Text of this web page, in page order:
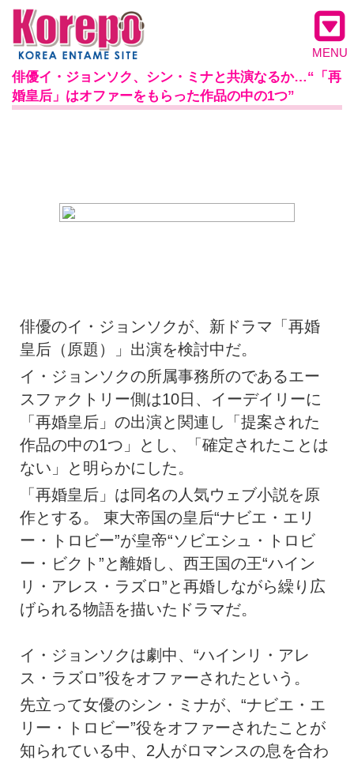
MENU
俳優イ・ジョンソク、シン・ミナと共演なるか…“「再
婚皇后」はオファーをもらった作品の中の1つ”
俳優のイ・ジョンソクが、新ドラマ「再婚
皇后（原題）」出演を検討中だ。
イ・ジョンソクの所属事務所のであるエー
スファクトリー側は10日、イーデイリーに
「再婚皇后」の出演と関連し「提案された
作品の中の1つ」とし、「確定されたことは
ない」と明らかにした。
「再婚皇后」は同名の人気ウェブ小説を原
作とする。 東大帝国の皇后“ナビエ・エリ
ー・トロビー”が皇帝“ソビエシュ・トロビ
ー・ビクト”と離婚し、西王国の王“ハイン
リ・アレス・ラズロ”と再婚しながら繰り広
げられる物語を描いたドラマだ。
イ・ジョンソクは劇中、“ハインリ・アレ
ス・ラズロ”役をオファーされたという。
先立って女優のシン・ミナが、“ナビエ・エ
リー・トロビー”役をオファーされたことが
知られている中、2人がロマンスの息を合わ